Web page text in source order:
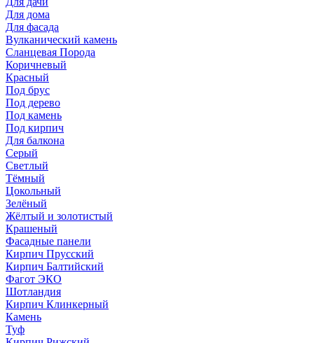
Для дома
Для фасада
Вулканический камень
Сланцевая Порода
Коричневый
Красный
Под брус
Под дерево
Под камень
Под кирпич
Для балкона
Серый
Светлый
Тёмный
Цокольный
Зелёный
Жёлтый и золотистый
Крашеный
Фасадные панели
Кирпич Прусский
Кирпич Балтийский
Фагот ЭКО
Шотландия
Кирпич Клинкерный
Камень
Туф